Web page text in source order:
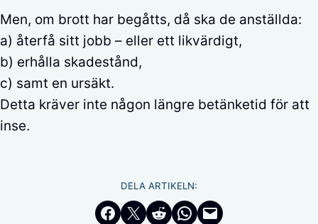
Men, om brott har begåtts, då ska de anställda:
a) återfå sitt jobb – eller ett likvärdigt,
b) erhålla skadestånd,
c) samt en ursäkt.
Detta kräver inte någon längre betänketid för att
inse.
DELA ARTIKELN:
Dela på Facebook
Dela på Twitter
Dela på RedditDela i WhatsApp
Maila en länk